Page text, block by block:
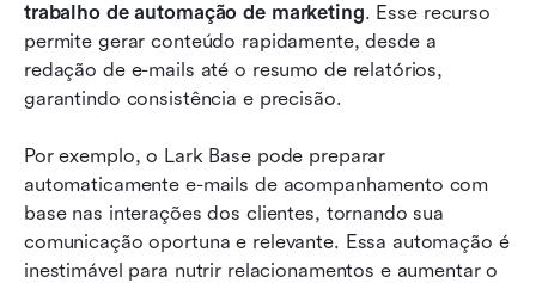
trabalho de automação de marketing. Esse recurso
permite gerar conteúdo rapidamente, desde a
redação de e-mails até o resumo de relatórios,
garantindo consistência e precisão.
Por exemplo, o Lark Base pode preparar
automaticamente e-mails de acompanhamento com
base nas interações dos clientes, tornando sua
comunicação oportuna e relevante. Essa automação é
inestimável para nutrir relacionamentos e aumentar o